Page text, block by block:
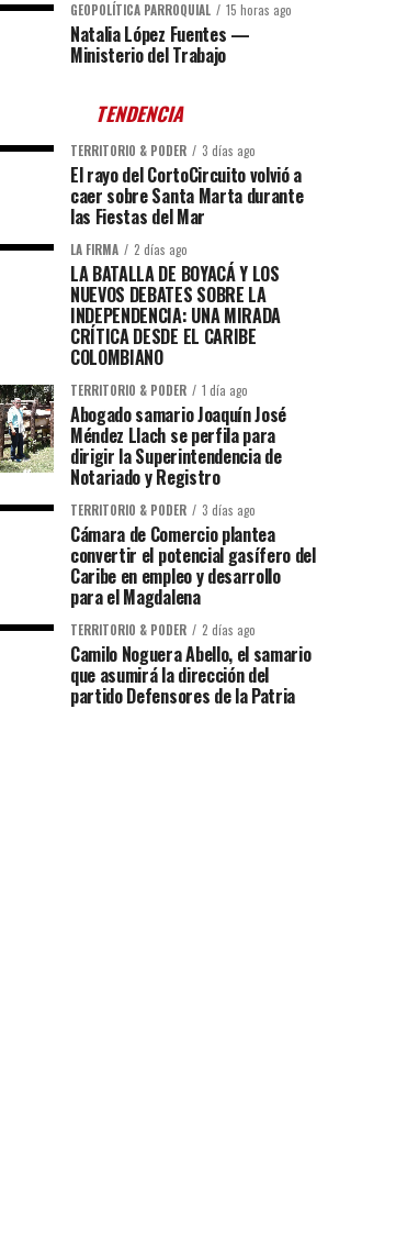
GEOPOLÍTICA PARROQUIAL 15 horas ago
Natalia López Fuentes —
Ministerio del Trabajo
TENDENCIA
TERRITORIO & PODER 3 días ago
El rayo del CortoCircuito volvió a
caer sobre Santa Marta durante
las Fiestas del Mar
LA FIRMA 2 días ago
LA BATALLA DE BOYACÁ Y LOS
NUEVOS DEBATES SOBRE LA
INDEPENDENCIA: UNA MIRADA
CRÍTICA DESDE EL CARIBE
COLOMBIANO
TERRITORIO & PODER 1 día ago
Abogado samario Joaquín José
Méndez Llach se perfila para
dirigir la Superintendencia de
Notariado y Registro
TERRITORIO & PODER 3 días ago
Cámara de Comercio plantea
convertir el potencial gasífero del
Caribe en empleo y desarrollo
para el Magdalena
TERRITORIO & PODER 2 días ago
Camilo Noguera Abello, el samario
que asumirá la dirección del
partido Defensores de la Patria